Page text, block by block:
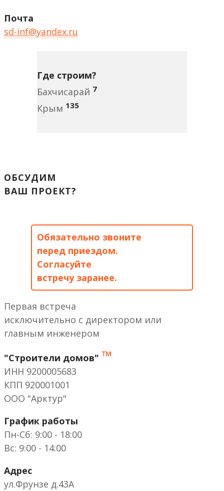
Почта
sd-inf@yandex.ru
Где строим?
Бахчисарай 7
Крым 135
ОБСУДИМ
ВАШ ПРОЕКТ?
Обязательно звоните
перед приездом.
Согласуйте
встречу заранее.
Первая встреча
исключительно с директором или
главным инженером
"Строители домов" ™
ИНН 9200005683
КПП 920001001
ООО "Арктур"
График работы
Пн-Сб: 9:00 - 18:00
Вс: 9:00 - 14:00
Адрес
ул.Фрунзе д.43А